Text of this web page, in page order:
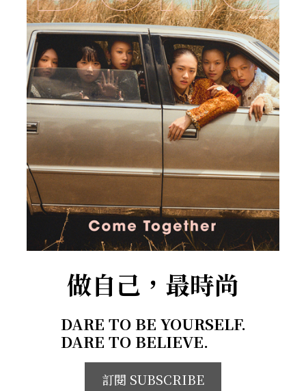
做自己，最時尚
DARE TO BE YOURSELF.
DARE TO BELIEVE.
訂閱 SUBSCRIBE